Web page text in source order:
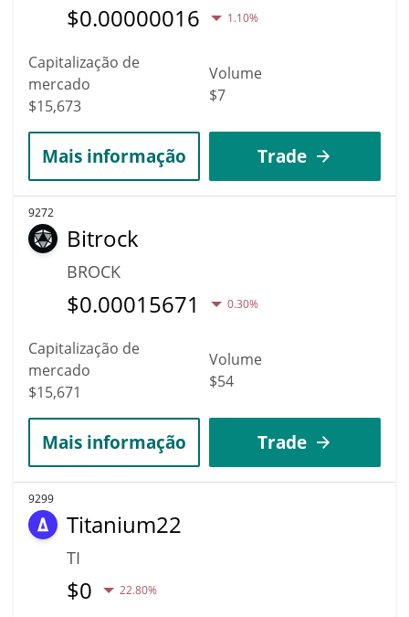
$0.00000016 1.10%
Capitalização de
mercado
$15,673
Volume
$7
Mais informação Trade
9272
Bitrock
BROCK
$0.00015671 0.30%
Capitalização de
mercado
$15,671
Volume
$54
Mais informação Trade
9299
Titanium22
TI
$0 22.80%